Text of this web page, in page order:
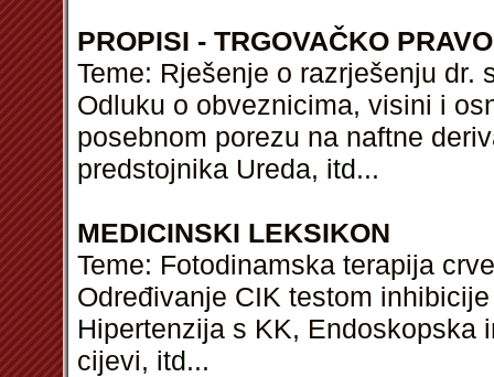
PROPISI - TRGOVAČKO PRAVO
Teme: Rješenje o razrješenju dr.
Odluku o obveznicima, visini i
posebnom porezu na naftne
predstojnika Ureda, itd...
MEDICINSKI LEKSIKON
Teme: Fotodinamska terapija
Određivanje CIK testom
Hipertenzija s KK, Endoskopska
cijevi, itd...